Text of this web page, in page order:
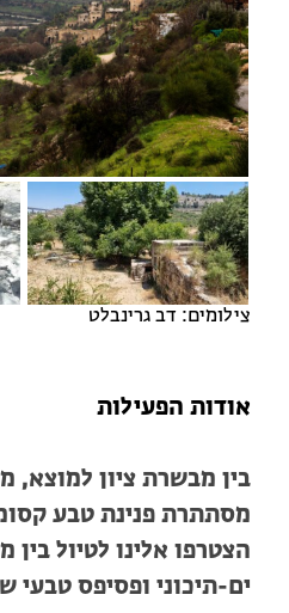
מחנות קיץ
מחנות קיץ
חופשות בבתי ספר שדה
ארץ אהבתי – קבוצות טיולים
צילומים: דב גרינבלט
אודות הפעילות
מסתתרת פנינת טבע
הצטרפו אלינו לטיול בין
ים-תיכוני ופסיפס טבעי